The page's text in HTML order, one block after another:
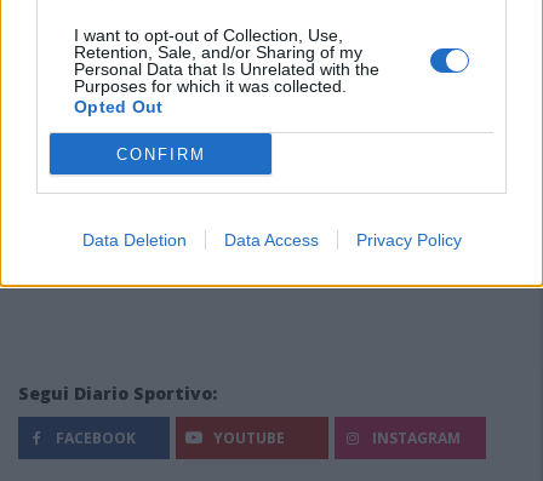
I want to opt-out of Collection, Use,
Retention, Sale, and/or Sharing of my
Personal Data that Is Unrelated with the
Purposes for which it was collected.
Opted Out
CONFIRM
Data Deletion Data Access Privacy Policy
Segui Diario Sportivo:
FACEBOOK YOUTUBE INSTAGRAM